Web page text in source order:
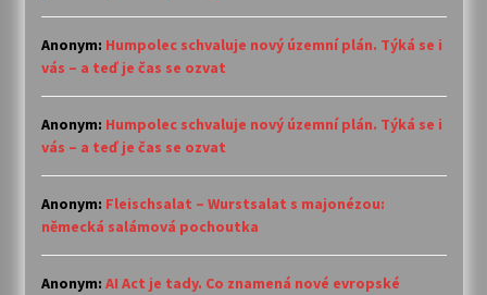
Anonym: Humpolec schvaluje nový územní plán. Týká se i
vás – a teď je čas se ozvat
Anonym: Humpolec schvaluje nový územní plán. Týká se i
vás – a teď je čas se ozvat
Anonym: Fleischsalat – Wurstsalat s majonézou:
německá salámová pochoutka
Anonym: AI Act je tady. Co znamená nové evropské